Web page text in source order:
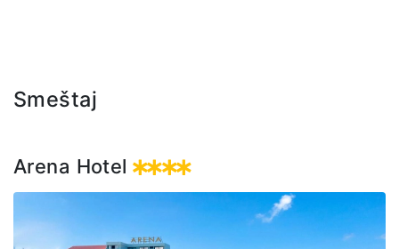
Smeštaj
Arena Hotel